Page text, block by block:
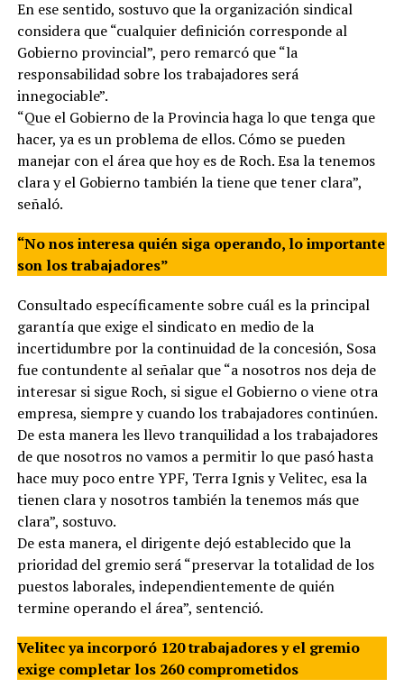
En ese sentido, sostuvo que la organización sindical
considera que “cualquier definición corresponde al
Gobierno provincial”, pero remarcó que “la
responsabilidad sobre los trabajadores será
innegociable”.
“Que el Gobierno de la Provincia haga lo que tenga que
hacer, ya es un problema de ellos. Cómo se pueden
manejar con el área que hoy es de Roch. Esa la tenemos
clara y el Gobierno también la tiene que tener clara”,
señaló.
“No nos interesa quién siga operando, lo importante
son los trabajadores”
Consultado específicamente sobre cuál es la principal
garantía que exige el sindicato en medio de la
incertidumbre por la continuidad de la concesión, Sosa
fue contundente al señalar que “a nosotros nos deja de
interesar si sigue Roch, si sigue el Gobierno o viene otra
empresa, siempre y cuando los trabajadores continúen.
De esta manera les llevo tranquilidad a los trabajadores
de que nosotros no vamos a permitir lo que pasó hasta
hace muy poco entre YPF, Terra Ignis y Velitec, esa la
tienen clara y nosotros también la tenemos más que
clara”, sostuvo.
De esta manera, el dirigente dejó establecido que la
prioridad del gremio será “preservar la totalidad de los
puestos laborales, independientemente de quién
termine operando el área”, sentenció.
Velitec ya incorporó 120 trabajadores y el gremio
exige completar los 260 comprometidos